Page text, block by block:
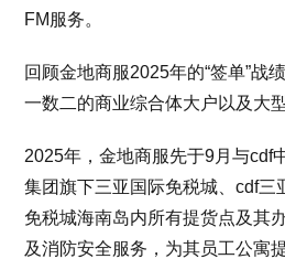
FM服务。
回顾金地商服2025年的“签单”战
一数二的商业综合体大户以及大
2025年，金地商服先于9月与cdf
集团旗下三亚国际免税城、cdf三
免税城海南岛内所有提货点及其
及消防安全服务，为其员工公寓